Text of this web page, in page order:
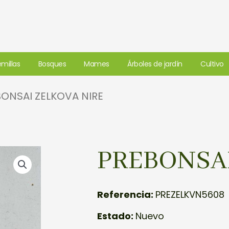
Bosques Mames Árboles de jardín Cultivo
ZELKOVA NIRE
Referencia: PREZELKVN5608
Estado: Nuevo